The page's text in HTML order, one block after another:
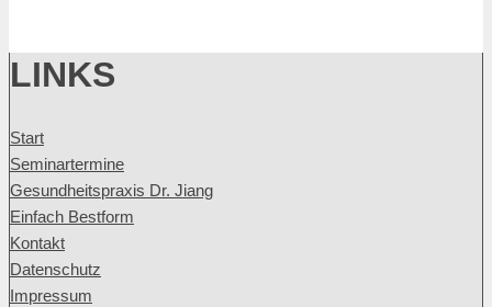
LINKS
Start
Seminartermine
Gesundheitspraxis Dr. Jiang
Einfach Bestform
Kontakt
Datenschutz
Impressum